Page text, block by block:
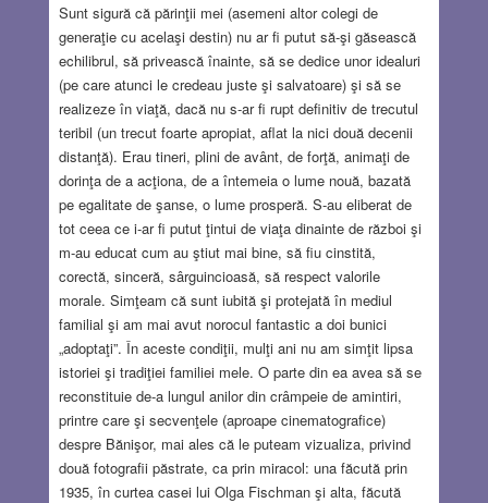
Sunt sigură că părinţii mei (asemeni altor colegi de
generaţie cu acelaşi destin) nu ar fi putut să-şi găsească
echilibrul, să privească înainte, să se dedice unor idealuri
(pe care atunci le credeau juste şi salvatoare) şi să se
realizeze în viaţă, dacă nu s-ar fi rupt definitiv de trecutul
teribil (un trecut foarte apropiat, aflat la nici două decenii
distanţă). Erau tineri, plini de avânt, de forţă, animaţi de
dorinţa de a acţiona, de a întemeia o lume nouă, bazată
pe egalitate de şanse, o lume prosperă. S-au eliberat de
tot ceea ce i-ar fi putut ţintui de viaţa dinainte de război şi
m-au educat cum au ştiut mai bine, să fiu cinstită,
corectă, sinceră, sârguincioasă, să respect valorile
morale. Simţeam că sunt iubită şi protejată în mediul
familial şi am mai avut norocul fantastic a doi bunici
„adoptaţi”. În aceste condiţii, mulţi ani nu am simţit lipsa
istoriei şi tradiţiei familiei mele. O parte din ea avea să se
reconstituie de-a lungul anilor din crâmpeie de amintiri,
printre care şi secvenţele (aproape cinematografice)
despre Bănişor, mai ales că le puteam vizualiza, privind
două fotografii păstrate, ca prin miracol: una făcută prin
1935, în curtea casei lui Olga Fischman şi alta, făcută